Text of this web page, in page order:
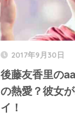
2017年9月30日
後藤友香里の
の熱愛？彼女
イ！